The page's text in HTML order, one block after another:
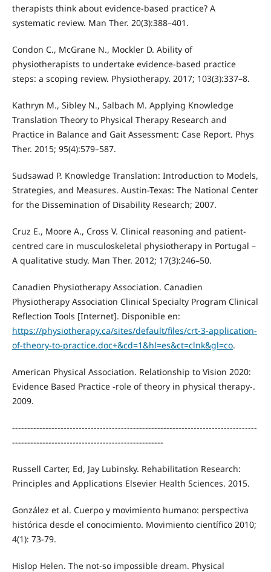
therapists think about evidence-based practice? A
systematic review. Man Ther. 20(3):388–401.
Condon C., McGrane N., Mockler D. Ability of
physiotherapists to undertake evidence-based practice
steps: a scoping review. Physiotherapy. 2017; 103(3):337–8.
Kathryn M., Sibley N., Salbach M. Applying Knowledge
Translation Theory to Physical Therapy Research and
Practice in Balance and Gait Assessment: Case Report. Phys
Ther. 2015; 95(4):579–587.
Sudsawad P. Knowledge Translation: Introduction to Models,
Strategies, and Measures. Austin-Texas: The National Center
for the Dissemination of Disability Research; 2007.
Cruz E., Moore A., Cross V. Clinical reasoning and patient-
centred care in musculoskeletal physiotherapy in Portugal –
A qualitative study. Man Ther. 2012; 17(3):246–50.
Canadien Physiotherapy Association. Canadien
Physiotherapy Association Clinical Specialty Program Clinical
Reflection Tools [Internet]. Disponible en:
https://physiotherapy.ca/sites/default/files/crt-3-application-
of-theory-to-practice.doc+&cd=1&hl=es&ct=clnk&gl=co.
American Physical Association. Relationship to Vision 2020:
Evidence Based Practice -role of theory in physical therapy-.
2009.
---------------------------------------------------------------------------------
--------------------------------------------------
Russell Carter, Ed, Jay Lubinsky. Rehabilitation Research:
Principles and Applications Elsevier Health Sciences. 2015.
González et al. Cuerpo y movimiento humano: perspectiva
histórica desde el conocimiento. Movimiento científico 2010;
4(1): 73-79.
Hislop Helen. The not-so impossible dream. Physical